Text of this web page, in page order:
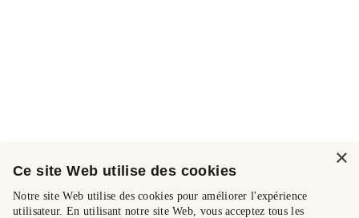
×
Ce site Web utilise des cookies
Notre site Web utilise des cookies pour améliorer l'expérience
utilisateur. En utilisant notre site Web, vous acceptez tous les